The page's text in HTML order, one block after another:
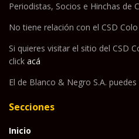
Periodistas, Socios e Hinchas de
No tiene relación con el CSD
Si quieres visitar el sitio del CSD
click acá
El de Blanco & Negro S.A.
Secciones
Inicio